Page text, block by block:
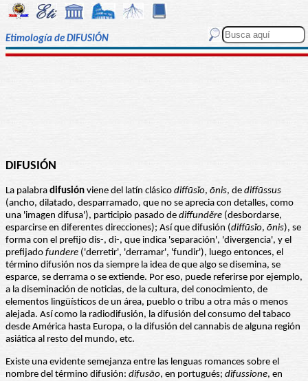
Etimología de DIFUSIÓN
DIFUSIÓN
La palabra difusión viene del latín clásico diffūsĭo, ōnis, de diffūssus
(ancho, dilatado, desparramado, que no se aprecia con detalles, como
una 'imagen difusa'), participio pasado de diffundĕre (desbordarse,
esparcirse en diferentes direcciones); Así que difusión (diffūsĭo, ōnis), se
forma con el prefijo dis-, di-, que indica 'separación', 'divergencia', y el
prefijado fundere ('derretir', 'derramar', 'fundir'), luego entonces, el
término difusión nos da siempre la idea de que algo se disemina, se
esparce, se derrama o se extiende. Por eso, puede referirse por ejemplo,
a la diseminación de noticias, de la cultura, del conocimiento, de
elementos lingüísticos de un área, pueblo o tribu a otra más o menos
alejada. Así como la radiodifusión, la difusión del consumo del tabaco
desde América hasta Europa, o la difusión del cannabis de alguna región
asiática al resto del mundo, etc.
Existe una evidente semejanza entre las lenguas romances sobre el
nombre del término difusión: difusão, en portugués; difussione, en